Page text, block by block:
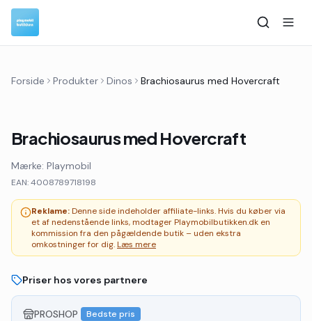
Forside Produkter Dinos Brachiosaurus med Hovercraft
Brachiosaurus med Hovercraft
Mærke: Playmobil
EAN:4008789718198
Reklame:Denne side indeholder affiliate-links. Hvis du køber via
et af nedenstående links, modtager Playmobilbutikken.dk en
kommission fra den pågældende butik – uden ekstra
omkostninger for dig.Læs mere
Priser hos vores partnere
PROSHOP
Bedste pris